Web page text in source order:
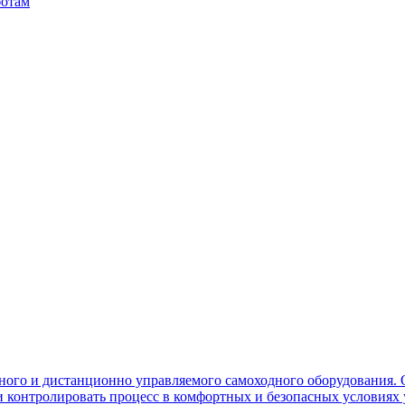
и дистанционно управляемого самоходного
процесс в комфортных и безопасных условиях